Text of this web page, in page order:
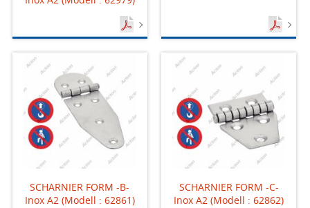
SCHARNIER FORM -B-
Inox A2 (Modell : 62861)
SCHARNIER FORM -C-
Inox A2 (Modell : 62862)